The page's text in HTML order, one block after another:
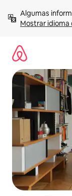
para
Mostrar idioma